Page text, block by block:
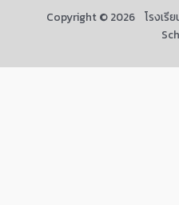
Copyright © 2026 โรงเรีย